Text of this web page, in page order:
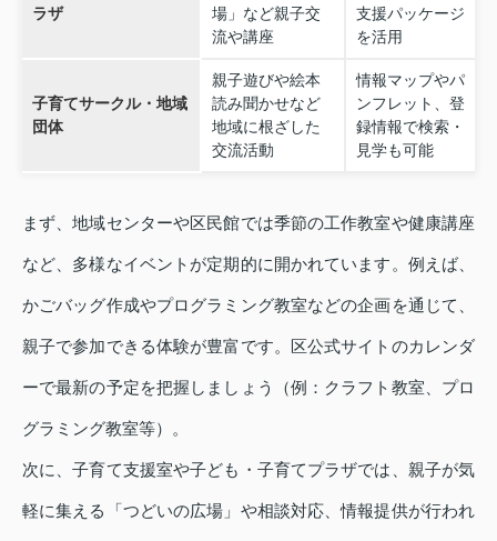
ラザ
場」など親子交
流や講座
支援パッケージ
を活用
子育てサークル・地域
団体
親子遊びや絵本
読み聞かせなど
地域に根ざした
交流活動
情報マップやパ
ンフレット、登
録情報で検索・
見学も可能
まず、地域センターや区民館では季節の工作教室や健康講座
など、多様なイベントが定期的に開かれています。例えば、
かごバッグ作成やプログラミング教室などの企画を通じて、
親子で参加できる体験が豊富です。区公式サイトのカレンダ
ーで最新の予定を把握しましょう（例：クラフト教室、プロ
グラミング教室等）。
次に、子育て支援室や子ども・子育てプラザでは、親子が気
軽に集える「つどいの広場」や相談対応、情報提供が行われ